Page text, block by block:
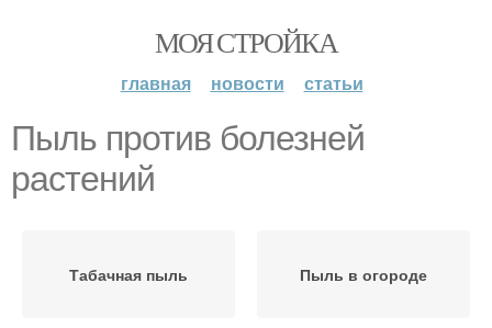
МОЯ СТРОЙКА
главная новости статьи
Пыль против болезней
растений
Табачная пыль Пыль в огороде